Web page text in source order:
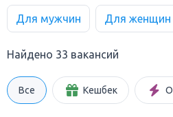
Для мужчин Для женщин
Найдено 33 вакансий
Все Кешбек